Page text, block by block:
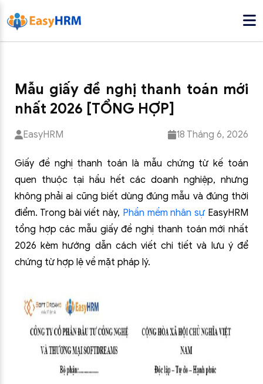
Mẫu giấy đề nghị thanh toán mới
nhất 2026 [TỔNG HỢP]
EasyHRM 18 Tháng 6, 2026
Giấy đề nghị thanh toán là mẫu chứng từ kế toán
quen thuộc tại hầu hết các doanh nghiệp, nhưng
không phải ai cũng biết dùng đúng mẫu và đúng thời
điểm. Trong bài viết này, Phần mềm nhân sự EasyHRM
tổng hợp các mẫu giấy đề nghị thanh toán mới nhất
2026 kèm hướng dẫn cách viết chi tiết và lưu ý để
chứng từ hợp lệ về mặt pháp lý.